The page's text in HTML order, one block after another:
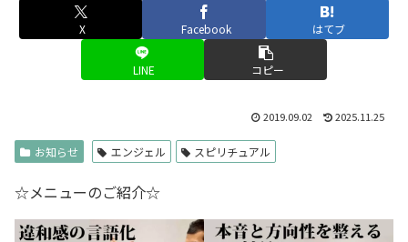
X Facebook はてブ
LINE コピー
2019.09.02 2025.11.25
お知らせ エンジェル スピリチュアル
☆メニューのご紹介☆